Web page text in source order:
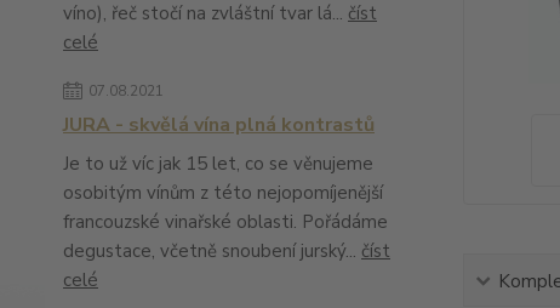
víno), řeč stočí na zvláštní tvar lá... číst
celé
07.08.2021
JURA - skvělá vína plná kontrastů
Je to už víc jak 15 let, co se věnujeme
osobitým vínům z této nejopomíjenější
francouzské vinařské oblasti. Pořádáme
degustace, včetně snoubení jurský... číst
celé